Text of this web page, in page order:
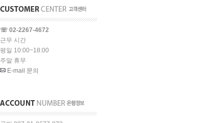
☏ 02-2267-4672
근무 시간
평일 10:00~18:00
주말 휴무
E-mail 문의